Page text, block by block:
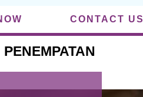
CONTACT US